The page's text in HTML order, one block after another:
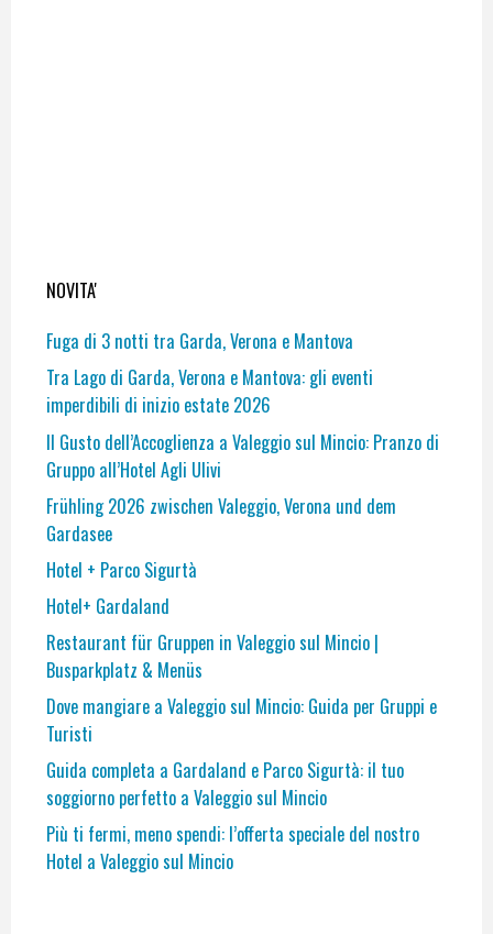
NOVITA'
Fuga di 3 notti tra Garda, Verona e Mantova
Tra Lago di Garda, Verona e Mantova: gli eventi
imperdibili di inizio estate 2026
Il Gusto dell’Accoglienza a Valeggio sul Mincio: Pranzo di
Gruppo all’Hotel Agli Ulivi
Frühling 2026 zwischen Valeggio, Verona und dem
Gardasee
Hotel + Parco Sigurtà
Hotel+ Gardaland
Restaurant für Gruppen in Valeggio sul Mincio |
Busparkplatz & Menüs
Dove mangiare a Valeggio sul Mincio: Guida per Gruppi e
Turisti
Guida completa a Gardaland e Parco Sigurtà: il tuo
soggiorno perfetto a Valeggio sul Mincio
Più ti fermi, meno spendi: l’offerta speciale del nostro
Hotel a Valeggio sul Mincio